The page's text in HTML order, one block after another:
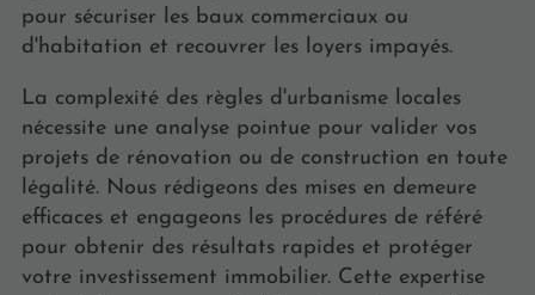
pour sécuriser les baux commerciaux ou
d'habitation et recouvrer les loyers impayés.
La complexité des règles d'urbanisme locales
nécessite une analyse pointue pour valider vos
projets de rénovation ou de construction en toute
légalité. Nous rédigeons des mises en demeure
efficaces et engageons les procédures de référé
pour obtenir des résultats rapides et protéger
votre investissement immobilier. Cette expertise